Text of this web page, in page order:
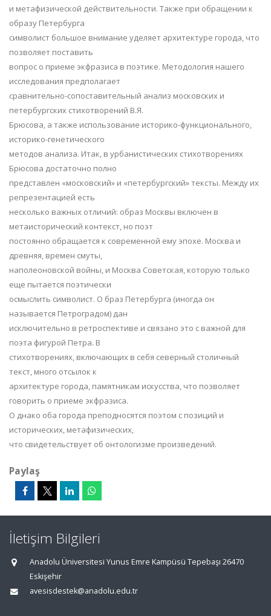
и метафизической действительности. Также при обращении к
образу Петербурга
символист большое внимание уделяет архитектуре города, что
позволяет поставить
вопрос о приеме экфразиса в поэтике. Методология нашего
исследования предполагает
сравнительно-сопоставительный анализ московских и
петербургских стихотворений В.Я.
Брюсова, а также использование историко-функционального,
историко-генетического
методов анализа. Итак, в урбанистических стихотворениях
Брюсова достаточно полно
представлен «московский» и «петербургский»тексты. Между их
репрезентацией есть
несколько важных отличий: образ Москвы включен в
метаисторический контекст, но поэт
постоянно обращается к современной ему эпохе. Москва и
древняя, времен смуты,
наполеоновской войны, и Москва Советская, которую только
еще пытается поэтически
осмыслить символист. О браз Петербурга (иногда он
называется Петроградом) дан
исключительно в ретроспективе и связано это с важной для
поэта фигурой Петра. В
стихотворениях, включающих в себя северный столичный
текст, много отсылок к
архитектуре города, памятникам искусства, что позволяет
говорить о приеме экфразиса.
О днако оба города преподносятся поэтом с позиций и
исторических, метафизических,
что свидетельствует об онтологизме произведений.
Paylaş
İletişim Bilgileri
Anadolu Üniversitesi Yunus Emre Kampüsü Tepebaşı 26470
Eskişehir
avesisdestek@anadolu.edu.tr